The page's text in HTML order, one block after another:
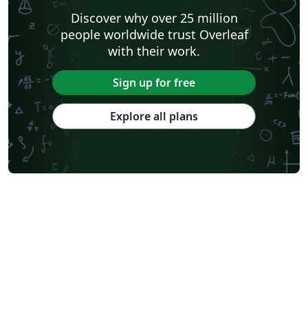
Discover why over 25 million
people worldwide trust Overleaf
with their work.
Sign up for free
Explore all plans